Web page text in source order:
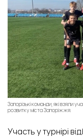
Запорізькі команди, які взяли
розвитку міста Запоріжжя.
Участь у турнірі